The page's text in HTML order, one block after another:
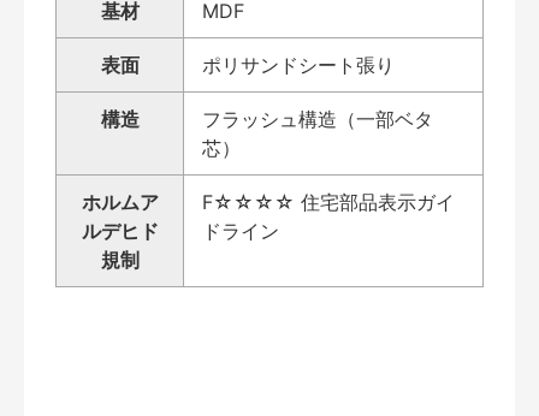
基材 MDF
表面 ポリサンドシート張り
構造
フラッシュ構造（一部ベタ
芯）
ホルムア
ルデヒド
規制
F☆☆☆☆ 住宅部品表示ガイ
ドライン